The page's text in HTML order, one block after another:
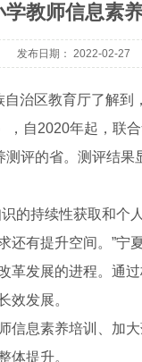
教师信息素
发布日期： 2022-02-27
治区教育厅了解
，自2020年起，联
评的省。测评结
的持续性获取和个
还有提升空间。”
革发展的进程。通
效发展。
信息素养培训、加
体提升。